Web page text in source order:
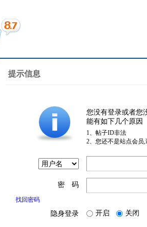
提示信息
您没有登录或者您
能有如下几个原因
1、帖子ID非法
2、您还不是站点会员
密 码
找回密码
隐身登录 开启 关闭